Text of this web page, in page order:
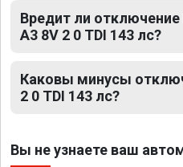
Вредит ли
A3 8V 2 0 TDI 143 лс?
Каковы минусы
2 0 TDI 143 лс?
Вы не узнаете ваш